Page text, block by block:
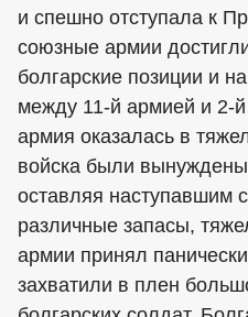
и спешно отступала к
союзные армии
болгарские позиции и
между 11-й армией и 2-й
армия оказалась в
войска были вынуждены
оставляя наступавшим
различные запасы,
армии принял
захватили в плен